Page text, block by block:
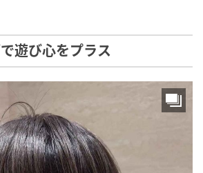
遊び心をプラス